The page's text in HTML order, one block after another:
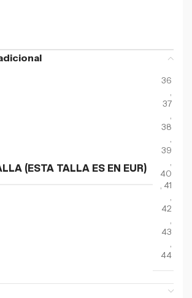
(ESTA TALLA ES EN EUR)
36
,
37
,
38
,
39
,
40
, 41
,
42
,
43
,
44